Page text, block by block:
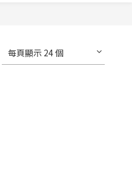
每頁顯示 24 個